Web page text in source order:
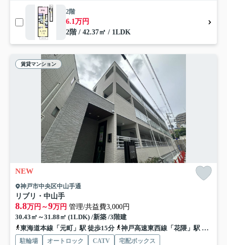
2階
6.1万円
2階 / 42.37㎡ / 1LDK
賃貸マンション
NEW
神戸市中央区中山手通
リブリ・中山手
8.8万円～9万円 管理/共益費3,000円
30.43㎡～31.88㎡ (1LDK) /新築 /3階建
東海道本線「元町」駅 徒歩15分
神戸高速東西線「花隈」駅 徒歩10分
駐輪場 オートロック CATV
宅配ボックス